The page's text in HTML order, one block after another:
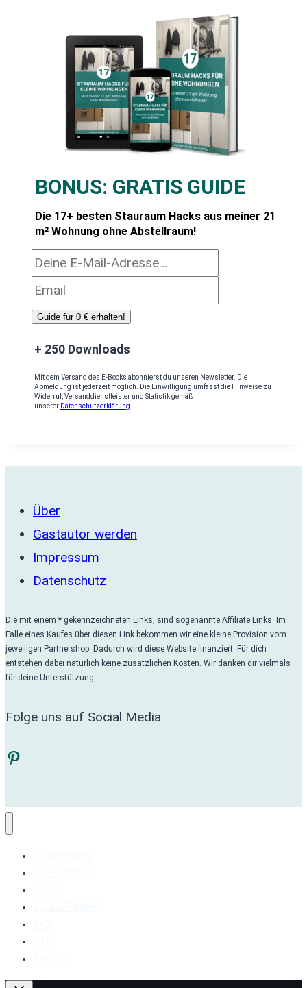
BONUS: GRATIS GUIDE
Die 17+ besten Stauraum Hacks aus meiner 21
m² Wohnung ohne Abstellraum!
Guide für 0 € erhalten!
+ 250 Downloads
Mit dem Versand des E-Books abonnierst du unseren Newsletter. Die
Abmeldung ist jederzeit möglich. Die Einwilligung umfasst die Hinweise zu
Widerruf, Versanddienstleister und Statistik gemäß
unserer Datenschutzerklärung
Über
Gastautor werden
Impressum
Datenschutz
Die mit einem * gekennzeichneten Links, sind sogenannte Affiliate Links. Im
Falle eines Kaufes über diesen Link bekommen wir eine kleine Provision vom
jeweiligen Partnershop. Dadurch wird diese Website finanziert. Für dich
entstehen dabei natürlich keine zusätzlichen Kosten. Wir danken dir vielmals
für deine Unterstützung.
Folge uns auf Social Media
Pinterest